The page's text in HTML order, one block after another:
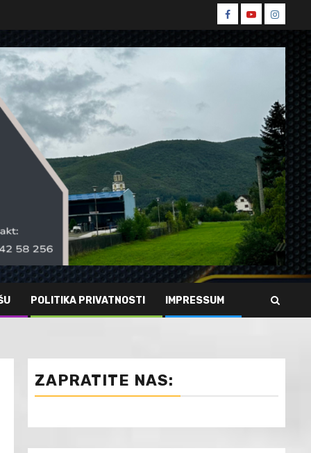
Spin
Facebook
Spin
Youtube
Spin
POLITIKA PRIVATNOSTI IMPRESSUM
ZAPRATITE NAS: